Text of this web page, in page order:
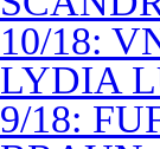
10/18:
LYDIA
9/18: